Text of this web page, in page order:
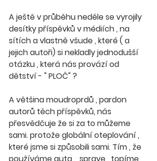
A ještě v průběhu neděle se vyrojily
desítky příspěvků v médiích , na
sítích a vlastně všude , které ( a
jejich autoři) si nekladly jednodušší
otázku , která nás provází od
dětství - " PLOČ" ?
A většina moudroprdů , pardon
autorů těch příspěvků, nás
přesvědčuje že si za to můžeme
sami. protože globální oteplování ,
které jsme si způsobili sami. Tím , že